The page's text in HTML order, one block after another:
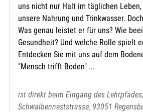
uns nicht nur Halt im täglichen
unsere Nahrung und Trinkwasser.
Was genau leistet er für uns? Wie
Gesundheit? Und welche Rolle spielt
Entdecken Sie mit uns auf dem
"Mensch trifft Boden" ...
ist direkt beim Eingang des Lehrpfades,
Schwalbenneststrasse, 93051